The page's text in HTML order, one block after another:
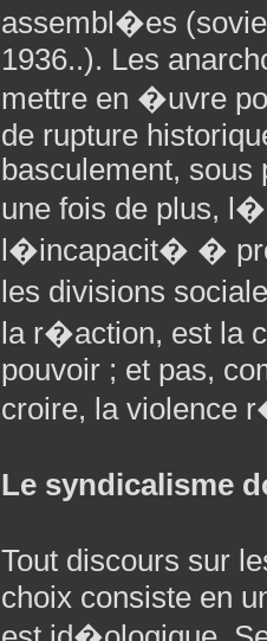
assembl�es
1936..). Les
mettre en �uvre
de rupture
basculement, sous
une fois de plus,
l�incapacit� �
les divisions
la r�action, est la
pouvoir ; et pas,
croire, la violence
Le syndicalisme
Tout discours sur
choix consiste en